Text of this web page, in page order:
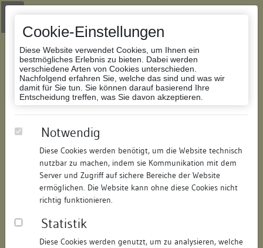
Cookie-Einstellungen
Diese Website verwendet Cookies, um Ihnen ein
bestmögliches Erlebnis zu bieten. Dabei werden
verschiedene Arten von Cookies unterschieden.
Nachfolgend erfahren Sie, welche das sind und was wir
damit für Sie tun. Sie können darauf basierend Ihre
Entscheidung treffen, was Sie davon akzeptieren.
Notwendig
Diese Cookies werden benötigt, um die Website technisch
nutzbar zu machen, indem sie Kommunikation mit dem
Server und Zugriff auf sichere Bereiche der Website
ermöglichen. Die Website kann ohne diese Cookies nicht
richtig funktionieren.
Statistik
Diese Cookies werden genutzt, um zu analysieren, welche
Zur Navigation springen
Zum Inhalt der Website springen
Datenbank Bauforschung/Restaurierung
131314158923/Datum:28.08.2010
Datenbestand:
Bauforschung
Als PDF herunterladen:
Objektdaten